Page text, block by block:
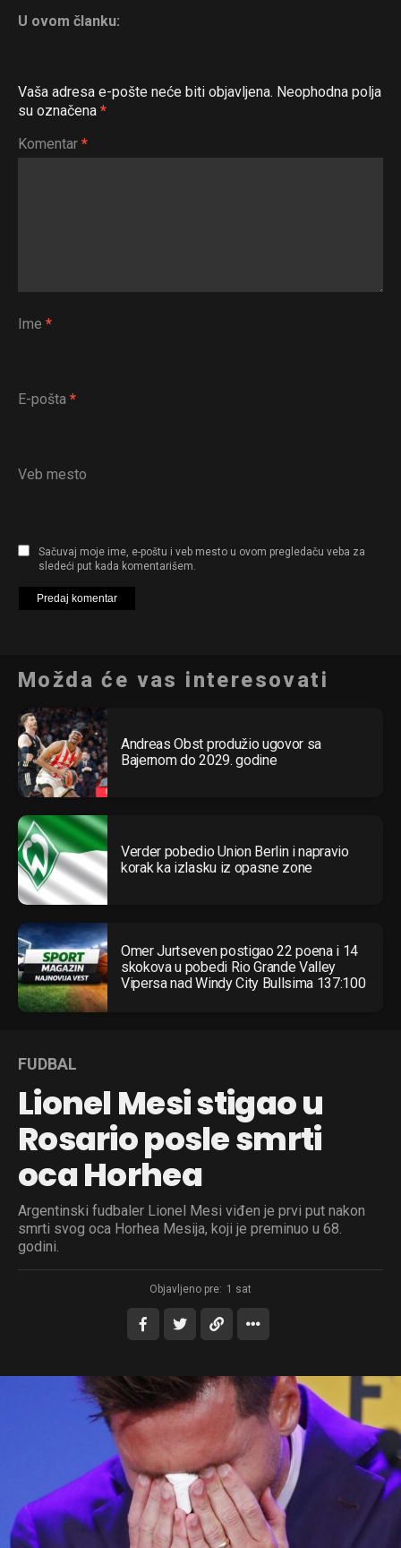
U ovom članku:
Vaša adresa e-pošte neće biti objavljena. Neophodna polja
su označena *
Komentar *
Ime *
E-pošta *
Veb mesto
Sačuvaj moje ime, e-poštu i veb mesto u ovom pregledaču veba za
sledeći put kada komentarišem.
Možda će vas interesovati
Andreas Obst produžio ugovor sa
Bajernom do 2029. godine
Verder pobedio Union Berlin i napravio
korak ka izlasku iz opasne zone
Omer Jurtseven postigao 22 poena i 14
skokova u pobedi Rio Grande Valley
Vipersa nad Windy City Bullsima 137:100
FUDBAL
Lionel Mesi stigao u
Rosario posle smrti
oca Horhea
Argentinski fudbaler Lionel Mesi viđen je prvi put nakon
smrti svog oca Horhea Mesija, koji je preminuo u 68.
godini.
Objavljeno pre: 1 sat